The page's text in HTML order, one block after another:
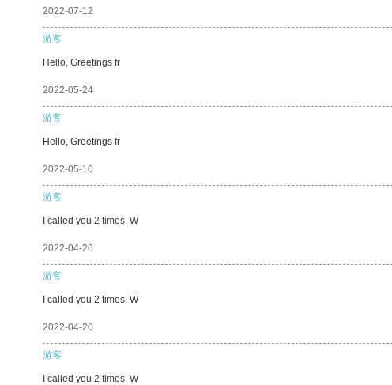
2022-07-12
游客
Hello, Greetings fr
2022-05-24
游客
Hello, Greetings fr
2022-05-10
游客
I called you 2 times. W
2022-04-26
游客
I called you 2 times. W
2022-04-20
游客
I called you 2 times. W